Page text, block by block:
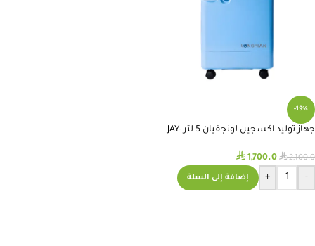
-19%
جهاز توليد اكسجين لونجفيان 5 لتر JAY-
⃁2,100.0
⃁ 1,700.0
-
+ إضافة إلى السلة